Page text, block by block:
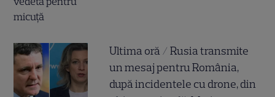
Ultima oră / Rusia transmite
un mesaj pentru România,
după incidentele cu drone, din